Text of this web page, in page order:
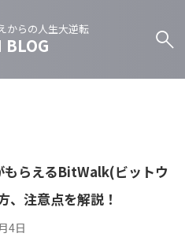
からの人生大逆転
もらえるBitWalk(ビットウ
、注意点を解説！
4日